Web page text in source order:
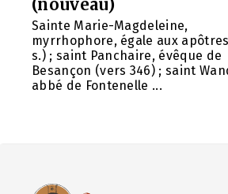
(nouveau)
Sainte Marie-Magdeleine,
myrrhophore, égale aux
s.) ; saint Panchaire, évêque de
Besançon (vers 346) ; saint
abbé de Fontenelle ...